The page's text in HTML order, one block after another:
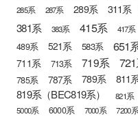
285系
287系 289系 311系
381系 383系 415系 417系
489系 521系 583系 651
711系 713系 719系
785系 787系 789系 811
819系（BEC819系） 821系
5000系 6000系 7000系 7200系